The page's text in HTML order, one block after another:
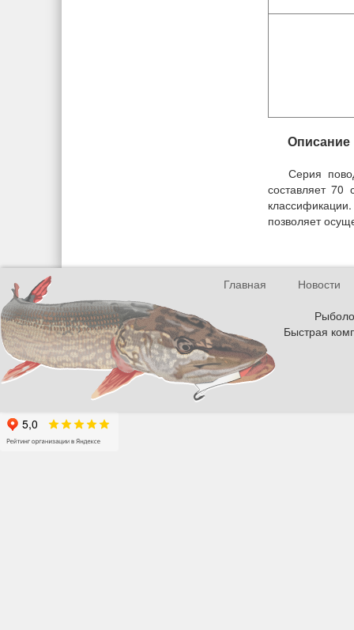
Описание
Серия
составляет
позволяет
Главная
Новости
Быстрая